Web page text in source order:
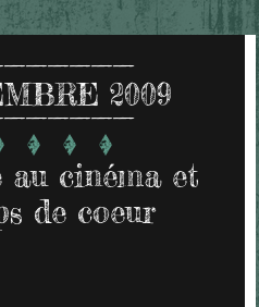
2009
au cinéma et
de coeur